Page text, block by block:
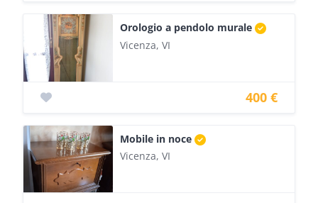
Orologio a pendolo murale
Vicenza, VI
400 €
Mobile in noce
Vicenza, VI